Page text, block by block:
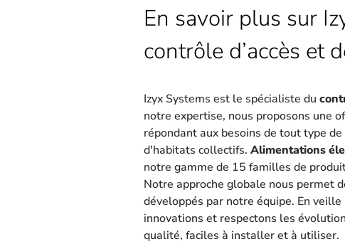
En savoir plus sur
contrôle d’accès et
Izyx Systems est le spécialiste du
notre expertise, nous proposons une
répondant aux besoins de tout type
d'habitats collectifs. Alimentations
notre gamme de 15 familles de
Notre approche globale nous permet
développés par notre équipe. En
innovations et respectons les
qualité, faciles à installer et à utiliser.